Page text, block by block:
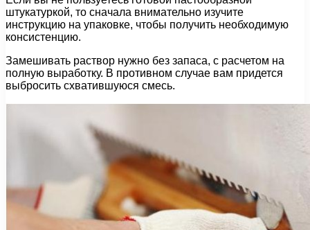
штукатуркой, то сначала внимательно изучите
инструкцию на упаковке, чтобы получить необходимую
консистенцию.
Замешивать раствор нужно без запаса, с расчетом на
полную выработку. В противном случае вам придется
выбросить схватившуюся смесь.